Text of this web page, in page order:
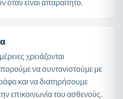
είναι απαραίτητο.
χρειάζονται
να συντονιστούμε με
και να διατηρήσουμε
επικοινωνία του ασθενούς.